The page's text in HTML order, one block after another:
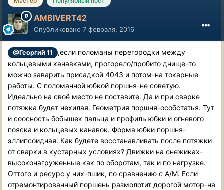
AMBIVERT42
Опубликовано 7 февраля, 2016
@Георгий 11
,если поломаны перегородки между
кольцевыми канавками, прогорело/пробито днище-то
можно заварить присадкой 4043 и потом-на токарные
работы. С поломанной юбкой поршня-не советую.
Идеально на своё место не поставите. Да и при сварке
потяжка будет нехилая. Геометрия поршня-особстатья. Тут
и соосность бобышек пальца и профиль юбки и огневого
пояска и кольцевых канавок. Форма юбки поршня-
эллипсоидная. Как будете восстанавливать после потяжки
от сварки в кустарных условиях? Движки на снежиках-
высоконагруженные как по оборотам, так и по нагрузке.
Оттого и ресурс у них-пшик, по сравнению с А/М. Если
отремонтированный поршень размолотит дорогой мотор-на